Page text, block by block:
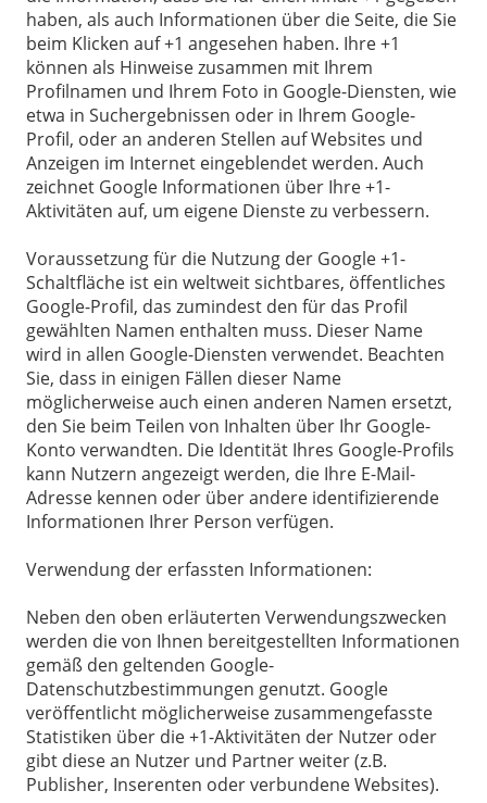
haben, als auch Informationen über die Seite, die Sie
beim Klicken auf +1 angesehen haben. Ihre +1
können als Hinweise zusammen mit Ihrem
Profilnamen und Ihrem Foto in Google-Diensten, wie
etwa in Suchergebnissen oder in Ihrem Google-
Profil, oder an anderen Stellen auf Websites und
Anzeigen im Internet eingeblendet werden. Auch
zeichnet Google Informationen über Ihre +1-
Aktivitäten auf, um eigene Dienste zu verbessern.
Voraussetzung für die Nutzung der Google +1-
Schaltfläche ist ein weltweit sichtbares, öffentliches
Google-Profil, das zumindest den für das Profil
gewählten Namen enthalten muss. Dieser Name
wird in allen Google-Diensten verwendet. Beachten
Sie, dass in einigen Fällen dieser Name
möglicherweise auch einen anderen Namen ersetzt,
den Sie beim Teilen von Inhalten über Ihr Google-
Konto verwandten. Die Identität Ihres Google-Profils
kann Nutzern angezeigt werden, die Ihre E-Mail-
Adresse kennen oder über andere identifizierende
Informationen Ihrer Person verfügen.
Verwendung der erfassten Informationen:
Neben den oben erläuterten Verwendungszwecken
werden die von Ihnen bereitgestellten Informationen
gemäß den geltenden Google-
Datenschutzbestimmungen genutzt. Google
veröffentlicht möglicherweise zusammengefasste
Statistiken über die +1-Aktivitäten der Nutzer oder
gibt diese an Nutzer und Partner weiter (z.B.
Publisher, Inserenten oder verbundene Websites).